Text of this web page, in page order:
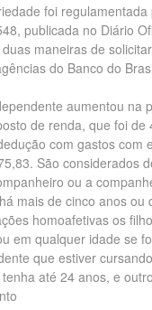
foi regulamentada
publicada no Diário
maneiras de
do Banco do
aumentou na
de renda, que foi de
com gastos com
São considerados
ou a
mais de cinco anos ou
homoafetivas os
em qualquer idade se
que estiver
até 24 anos, e